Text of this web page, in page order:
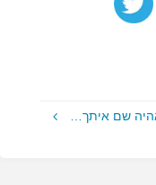
שם איתך…